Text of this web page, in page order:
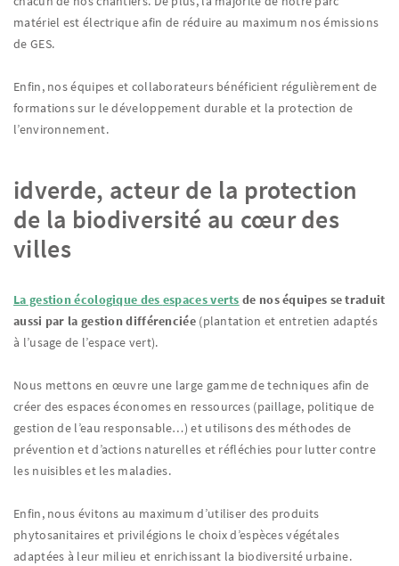
matériel est électrique afin de réduire au maximum nos émissions
de GES.
Enfin, nos équipes et collaborateurs bénéficient régulièrement de
formations sur le développement durable et la protection de
l’environnement.
idverde, acteur de la protection
de la biodiversité au cœur des
villes
La gestion écologique des espaces verts de nos équipes se traduit
aussi par la gestion différenciée(plantation et entretien adaptés
à l’usage de l’espace vert).
Nous mettons en œuvre une large gamme de techniques afin de
créer des espaces économes en ressources (paillage, politique de
gestion de l’eau responsable…) et utilisons des méthodes de
prévention et d’actions naturelles et réfléchies pour lutter contre
les nuisibles et les maladies.
Enfin, nous évitons au maximum d’utiliser des produits
phytosanitaires et privilégions le choix d’espèces végétales
adaptées à leur milieu et enrichissant la biodiversité urbaine.